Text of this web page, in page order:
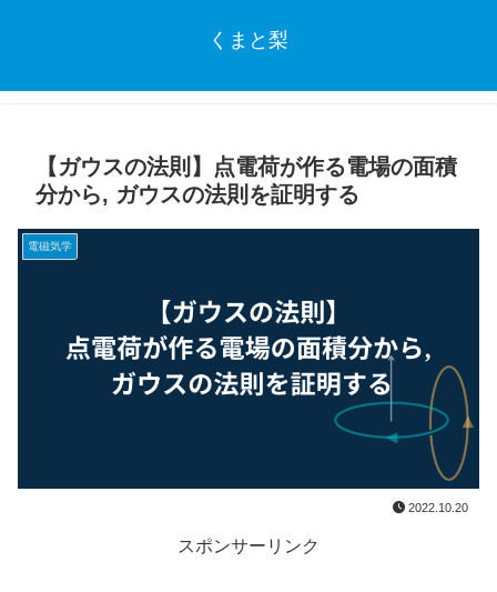
くまと梨
【ガウスの法則】点電荷が作る電場の面積
分から, ガウスの法則を証明する
電磁気学
2022.10.20
スポンサーリンク